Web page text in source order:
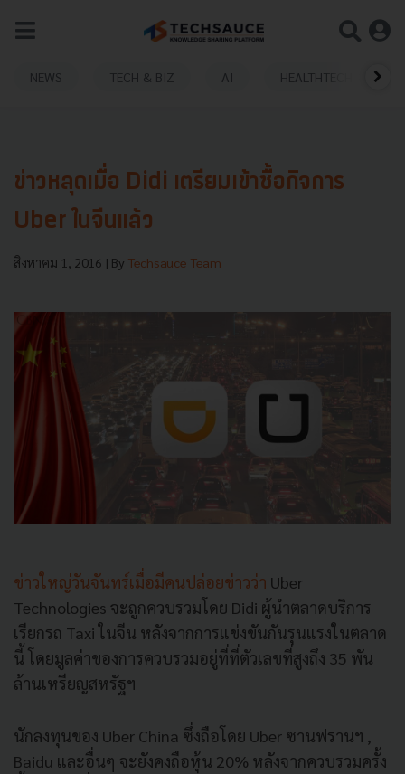
NEWS TECH & BIZ AI HEALTHTECH
ข่าวหลุดเมื่อ Didi เตรียมเข้าซื้อกิจการ
Uber ในจีนแล้ว
สิงหาคม 1, 2016 | By Techsauce Team
ข่าวใหญ่วันจันทร์เมื่อมีคนปล่อยข่าวว่า Uber
Technologies จะถูกควบรวมโดย Didi ผู้นำตลาดบริการ
เรียกรถ Taxi ในจีน หลังจากการแข่งขันกันรุนแรงในตลาด
นี้ โดยมูลค่าของการควบรวมอยู่ที่ที่ตัวเลขที่สูงถึง 35 พัน
ล้านเหรียญสหรัฐฯ
นักลงทุนของ Uber China ซึ่งถือโดย Uber ซานฟรานฯ ,
Baidu และอื่นๆ จะยังคงถือหุ้น 20% หลังจากควบรวมครั้ง